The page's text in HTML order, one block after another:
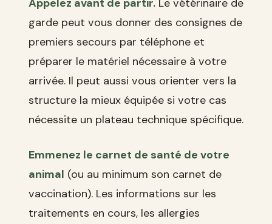
Appelez avant de partir. Le vétérinaire de
garde peut vous donner des consignes de
premiers secours par téléphone et
préparer le matériel nécessaire à votre
arrivée. Il peut aussi vous orienter vers la
structure la mieux équipée si votre cas
nécessite un plateau technique spécifique.
Emmenez le carnet de santé de votre
animal (ou au minimum son carnet de
vaccination). Les informations sur les
traitements en cours, les allergies